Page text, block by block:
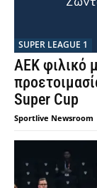
SUPER LEAGUE 1
AEK φιλικό
Super Cup
Sportlive Newsroom